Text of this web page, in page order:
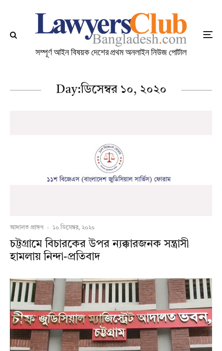
Day:ডিসেম্বর ১০, ২০২০
আদালত প্রাঙ্গণ · ১০ ডিসেম্বর, ২০২০
চট্টগ্রামে বিচারকের উপর ন্যক্কারজনক সন্ত্রাসী
হামলায় নিন্দা-প্রতিবাদ